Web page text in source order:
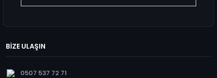
BİZE ULAŞIN
0507 537 72 71